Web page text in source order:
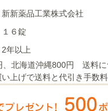
新新薬品工業株式会社
１６錠
2年以上
、北海道沖縄800円 送料に
上げで送料と代引き手数